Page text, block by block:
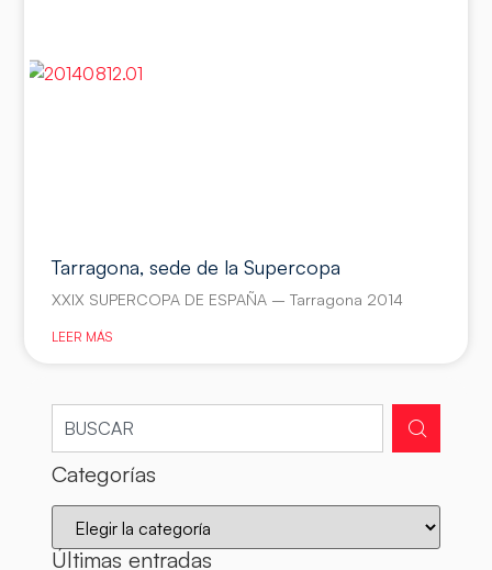
Tarragona, sede de la Supercopa
XXIX SUPERCOPA DE ESPAÑA – Tarragona 2014
LEER MÁS
Categorías
Últimas entradas